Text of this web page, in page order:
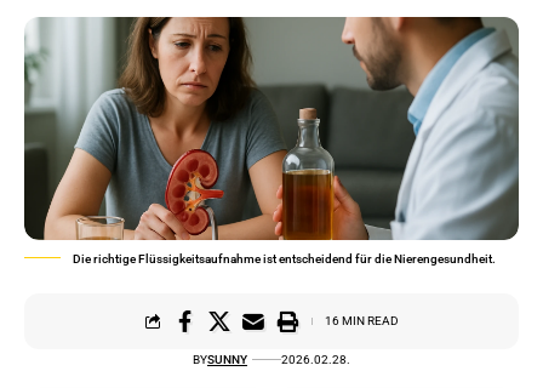
Die richtige Flüssigkeitsaufnahme ist entscheidend für die Nierengesundheit.
BYSUNNY 2026.02.28.
16 MIN READ